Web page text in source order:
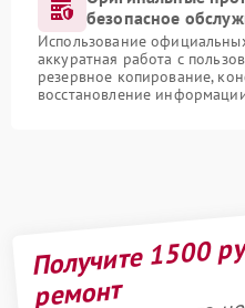
безопасное
Использование
аккуратная работа с
резервное копирование,
восстановление
Получите 1500
ремонт